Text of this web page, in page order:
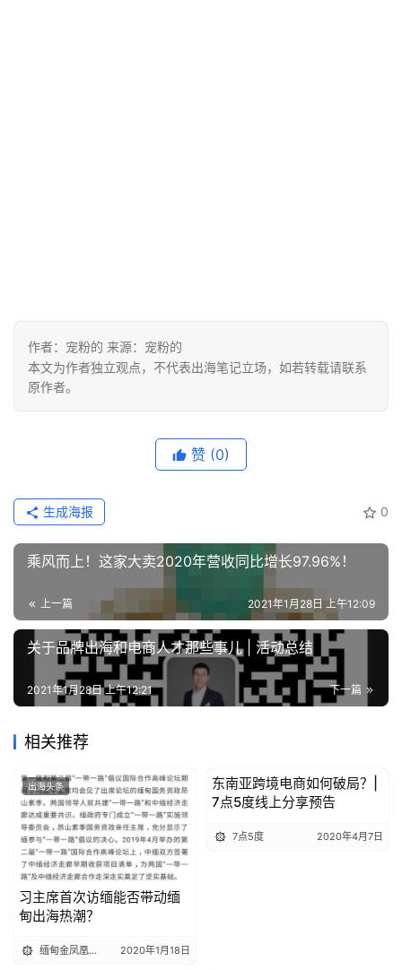
分
享
案
例
操
盘
手
C
b
干
精
作者：宠粉的 来源：宠粉的
本文为作者独立观点，不代表出海笔记立场，如若转载请联系
原作者。
赞 (0)
0
生成海报
乘风而上！这家大卖2020年营收同比增长97.96%！
上一篇 2021年1月28日 上午12:09
关于品牌出海和电商人才那些事儿 | 活动总结
下一篇
2021年1月28日 上午12:21
相关推荐
出海头条
习主席首次访缅能否带动缅
甸出海热潮？
缅甸金凤凰中文报 2020年1月18日
出海头条
东南亚跨境电商如何破局？|
7点5度线上分享预告
7点5度 2020年4月7日